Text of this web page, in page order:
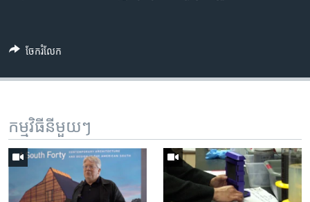
ចែករំលែក
កម្មវិធី​នីមួយៗ